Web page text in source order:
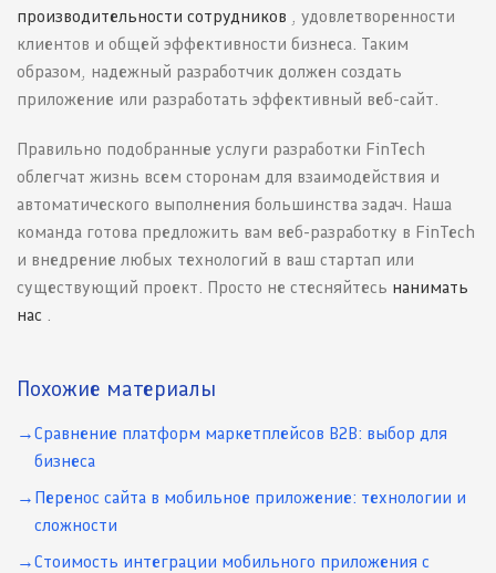
производительности сотрудников , удовлетворенности
клиентов и общей эффективности бизнеса. Таким
образом, надежный разработчик должен создать
приложение или разработать эффективный веб-сайт.
Правильно подобранные услуги разработки FinTech
облегчат жизнь всем сторонам для взаимодействия и
автоматического выполнения большинства задач. Наша
команда готова предложить вам веб-разработку в FinTech
и внедрение любых технологий в ваш стартап или
существующий проект. Просто не стесняйтесь нанимать
нас
Похожие материалы
Сравнение платформ маркетплейсов B2B: выбор для
бизнеса
Перенос сайта в мобильное приложение: технологии и
сложности
Стоимость интеграции мобильного приложения с